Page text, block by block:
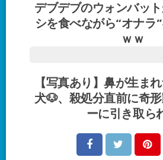
デブデブのウォンバッ
シを食べながら“オナラ
ｗｗ
【写真あり】鼻が生ま
犬🐶、殺処分直前に奇
ーに引き取ら